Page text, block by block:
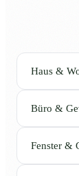
Haus &
Büro &
Fenster &